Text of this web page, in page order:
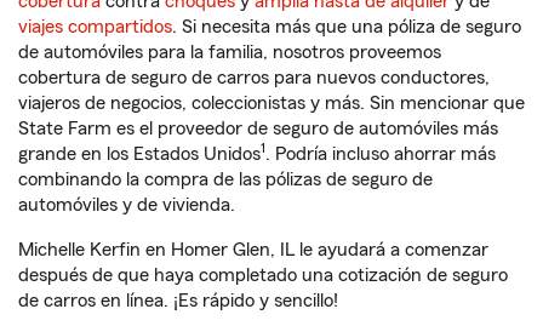
viajes compartidos. Si necesita más que una póliza de seguro
de automóviles para la familia, nosotros proveemos
cobertura de seguro de carros para nuevos conductores,
viajeros de negocios, coleccionistas y más. Sin mencionar que
State Farm es el proveedor de seguro de automóviles más
grande en los Estados Unidos1. Podría incluso ahorrar más
combinando la compra de las pólizas de seguro de
automóviles y de vivienda.
Michelle Kerfin en Homer Glen, IL le ayudará a comenzar
después de que haya completado una cotización de seguro
de carros en línea. ¡Es rápido y sencillo!